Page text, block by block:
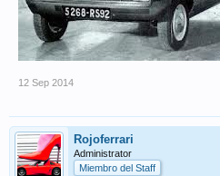
12 Sep 2014
Rojoferrari
Administrator
Miembro del Staff